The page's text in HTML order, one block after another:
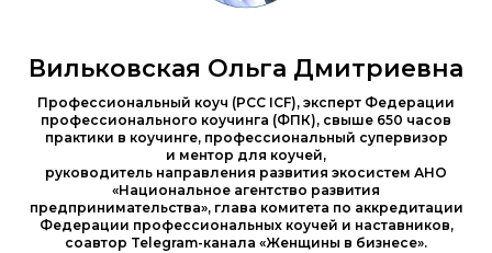
Вильковская Ольга Дмитриевна
Профессиональный коуч (PCC ICF), эксперт Федерации
профессионального коучинга (ФПК), свыше 650 часов
практики в коучинге, профессиональный супервизор
и ментор для коучей,
руководитель направления развития экосистем АНО
«Национальное агентство развития
предпринимательства», глава комитета по аккредитации
Федерации профессиональных коучей и наставников,
соавтор Telegram-канала «Женщины в бизнесе».